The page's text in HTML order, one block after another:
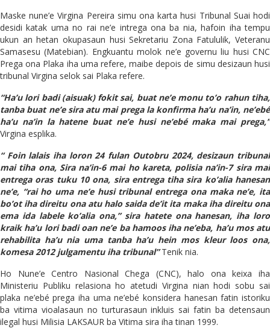
Maske nune’e Virgina Pereira simu ona karta husi Tribunal Suai hodi
desidi katak uma no rai ne’e intrega ona ba nia, hafoin iha tempu
ukun an hetan okupasaun husi Sekretariu Zona Fatululik, Veteranu
Samasesu (Matebian). Engkuantu molok ne’e governu liu husi CNC
Prega ona Plaka iha uma refere, maibe depois de simu desizaun husi
tribunal Virgina selok sai Plaka refere.
“Ha’u lori badi (aisuak) fokit sai, buat ne’e monu to’o rahun tiha,
tanba buat ne’e sira atu mai prega la konfirma ha’u na’in, ne’ebé
ha’u na’in la hatene buat ne’e husi ne’ebé maka mai prega,”
Virgina esplika.
“ Foin lalais iha loron 24 fulan Outobru 2024, desizaun tribunal
mai tiha ona, Sira na’in-6 mai ho kareta, polisia na’in-7 sira mai
entrega oras tuku 10 ona, sira entrega tiha sira ko’alia hanesan
ne’e, “rai ho uma ne’e husi tribunal entrega ona maka ne’e, ita
bo’ot iha direitu ona atu halo saida de’it ita maka iha direitu ona
ema ida labele ko’alia ona,” sira hatete ona hanesan, iha loro
kraik ha’u lori badi oan ne’e ba hamoos iha ne’eba, ha’u mos atu
rehabilita ha’u nia uma tanba ha’u hein mos kleur loos ona,
komesa 2012 julgamentu iha tribunal”Tenik nia.
Ho Nune’e Centro Nasional Chega (CNC), halo ona keixa iha
Ministeriu Publiku relasiona ho atetudi Virgina nian hodi sobu sai
plaka ne’ebé prega iha uma ne’ebé konsidera hanesan fatin istoriku
ba vitima vioalasaun no turturasaun inkluis sai fatin ba detensaun
ilegal husi Milisia LAKSAUR ba Vitima sira iha tinan 1999.